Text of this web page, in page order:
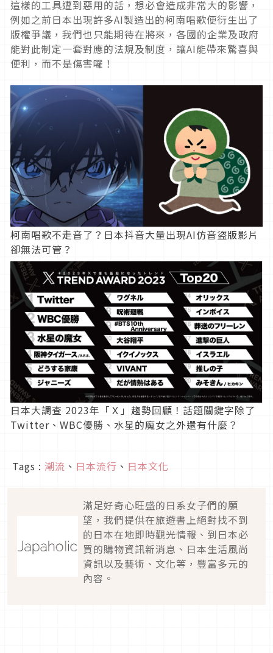
這樣的工具遭到惡用的話，想必會造成非常大的影響，
例如之前日本出現許多AI製造出的柯南唱歌便衍生出了
版權爭議，我們也只能期待在將來，各國的企業及政府
能對此制定一套對應的法規及制度，讓AI能帶來驚喜與
便利，而不是傷害囉！
柯南唱歌不走音了？日本抖音大量出現AI仿音盜版影片
卻無法可管？
日本大調查 2023年「Ｘ」趨勢回顧！話題關鍵字除了
Twitter、WBC優勝、水星的魔女之外還有什麼？
Tags : 潮流 、 日本流行 、 日本文化
滿足好奇心旺盛的日系女子們的願
望，我們提供在旅遊書上絕對找不到
的日本在地即時觀光情報、到日本必
買的購物資訊新消息、日本生活風尚
資訊以及藝術、文化等，豐富多元的
內容。